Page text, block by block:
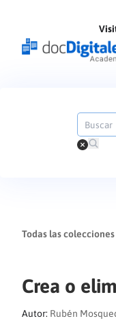
Todas las colecciones
Crea o
Autor: Rubén